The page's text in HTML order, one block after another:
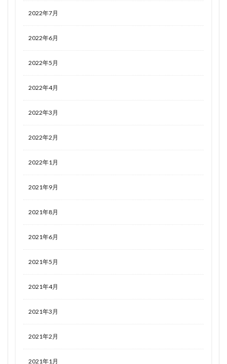
2022年7月
2022年6月
2022年5月
2022年4月
2022年3月
2022年2月
2022年1月
2021年9月
2021年8月
2021年6月
2021年5月
2021年4月
2021年3月
2021年2月
2021年1月